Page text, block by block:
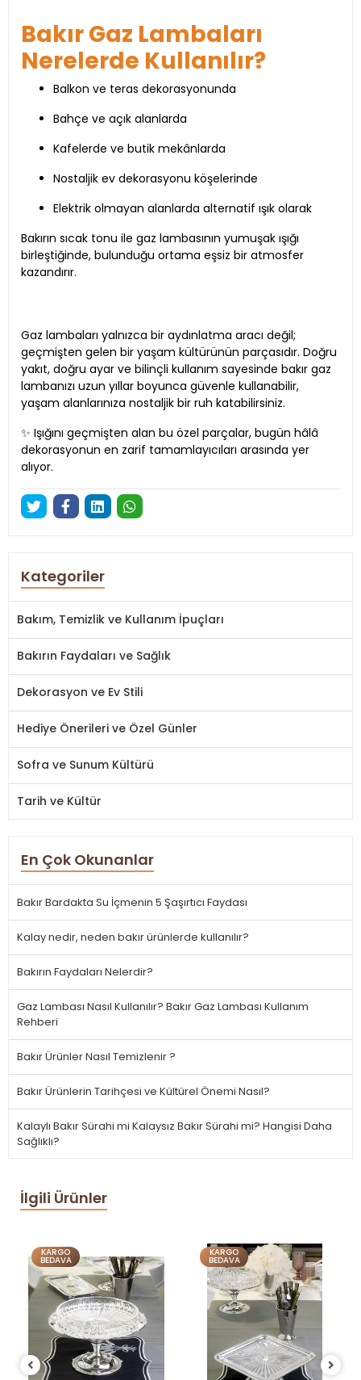
Bakır Gaz Lambaları
Nerelerde Kullanılır?
Balkon ve teras dekorasyonunda
Bahçe ve açık alanlarda
Kafelerde ve butik mekânlarda
Nostaljik ev dekorasyonu köşelerinde
Elektrik olmayan alanlarda alternatif ışık olarak
Bakırın sıcak tonu ile gaz lambasının yumuşak ışığı
birleştiğinde, bulunduğu ortama eşsiz bir atmosfer
kazandırır.
Gaz lambaları yalnızca bir aydınlatma aracı değil;
geçmişten gelen bir yaşam kültürünün parçasıdır. Doğru
yakıt, doğru ayar ve bilinçli kullanım sayesinde bakır gaz
lambanızı uzun yıllar boyunca güvenle kullanabilir,
yaşam alanlarınıza nostaljik bir ruh katabilirsiniz.
✨ Işığını geçmişten alan bu özel parçalar, bugün hâlâ
dekorasyonun en zarif tamamlayıcıları arasında yer
alıyor.
Kategoriler
Bakım, Temizlik ve Kullanım İpuçları
Bakırın Faydaları ve Sağlık
Dekorasyon ve Ev Stili
Hediye Önerileri ve Özel Günler
Sofra ve Sunum Kültürü
Tarih ve Kültür
En Çok Okunanlar
Bakır Bardakta Su İçmenin 5 Şaşırtıcı Faydası
Kalay nedir, neden bakır ürünlerde kullanılır?
Bakırın Faydaları Nelerdir?
Gaz Lambası Nasıl Kullanılır? Bakır Gaz Lambası Kullanım
Rehberi
Bakır Ürünler Nasıl Temizlenir ?
Bakır Ürünlerin Tarihçesi ve Kültürel Önemi Nasıl?
Kalaylı Bakır Sürahi mi Kalaysız Bakır Sürahi mi? Hangisi Daha
Sağlıklı?
İlgili Ürünler
KARGO
BEDAVA
KARGO
BEDAVA